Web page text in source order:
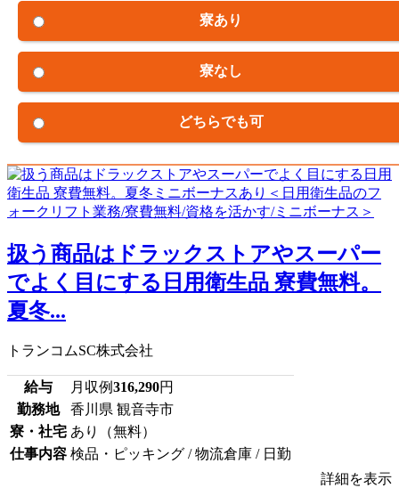
寮あり
寮なし
どちらでも可
扱う商品はドラックストアやスーパー
でよく目にする日用衛生品 寮費無料。
夏冬...
トランコムSC株式会社
給与 月収例316,290円
勤務地
香川県 観音寺市
寮・社宅 あり（無料）
仕事内容 検品・ピッキング / 物流倉庫 / 日勤
詳細を表示